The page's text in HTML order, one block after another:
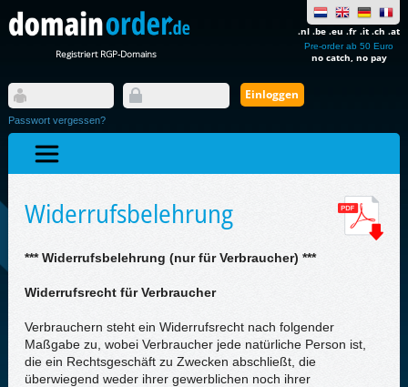
Registriert RGP-Domains
.nl .be .eu .fr .it .ch .at
Pre-order ab 50 Euro
no catch, no pay
Passwort vergessen?
Widerrufsbelehrung
*** Widerrufsbelehrung (nur für Verbraucher) ***
Widerrufsrecht für Verbraucher
Verbrauchern steht ein Widerrufsrecht nach folgender
Maßgabe zu, wobei Verbraucher jede natürliche Person ist,
die ein Rechtsgeschäft zu Zwecken abschließt, die
überwiegend weder ihrer gewerblichen noch ihrer